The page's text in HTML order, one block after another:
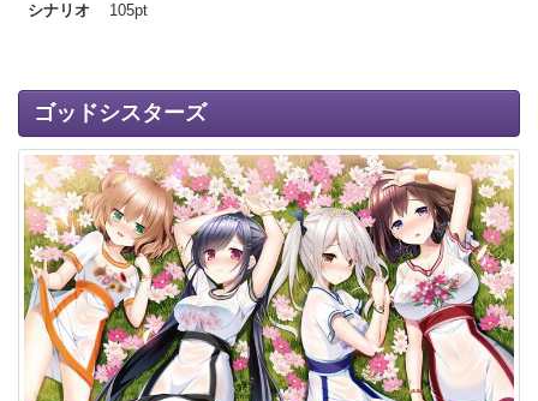
シナリオ 105pt
ゴッドシスターズ